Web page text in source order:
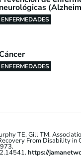
neurológicas
ENFERMEDADES
ENFERMEDADES
TE, Gill TM.
From Disability in
https://